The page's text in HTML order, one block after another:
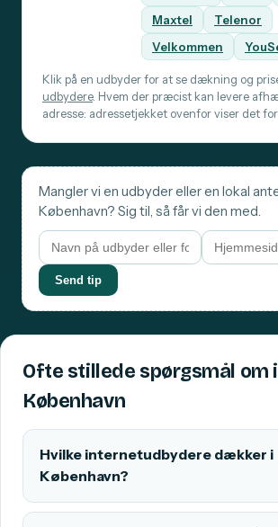
Maxtel
Telenor
Velkommen
Klik på en udbyder for at se dækning og
udbydere. Hvem der præcist kan levere
adresse: adressetjekket ovenfor viser det
Mangler vi en udbyder eller en lokal
København? Sig til, så får vi den med.
Send tip
Ofte stillede spørgsmål om
København
Hvilke internetudbydere dækker i
København?